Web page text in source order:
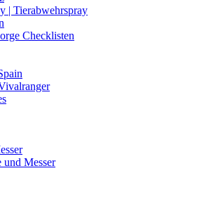
| Tierabwehrspray
Checklisten
Messer